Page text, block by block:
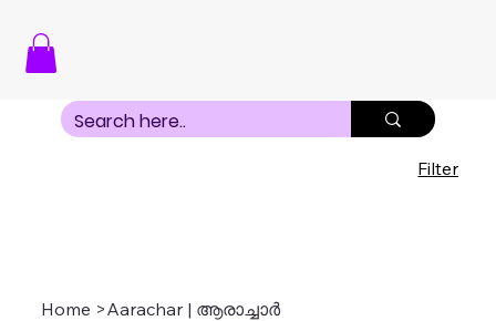
Home >Aarachar | ആരാച്ചാർ
Filter